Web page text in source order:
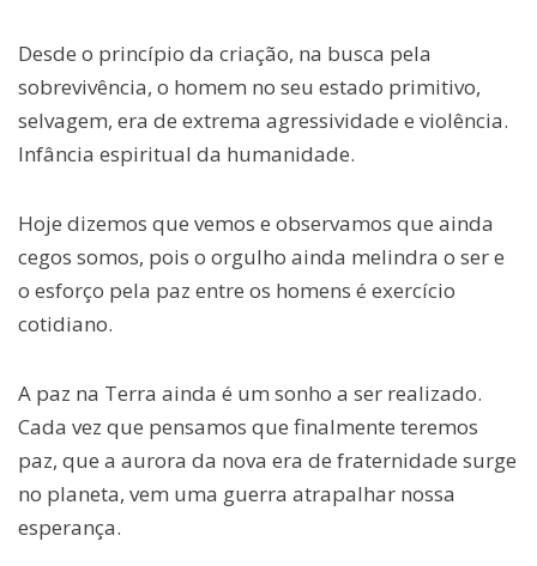
Desde o princípio da criação, na busca pela
sobrevivência, o homem no seu estado primitivo,
selvagem, era de extrema agressividade e violência.
Infância espiritual da humanidade.
Hoje dizemos que vemos e observamos que ainda
cegos somos, pois o orgulho ainda melindra o ser e
o esforço pela paz entre os homens é exercício
cotidiano.
A paz na Terra ainda é um sonho a ser realizado.
Cada vez que pensamos que finalmente teremos
paz, que a aurora da nova era de fraternidade surge
no planeta, vem uma guerra atrapalhar nossa
esperança.